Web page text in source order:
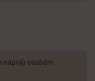
nápojů osobám